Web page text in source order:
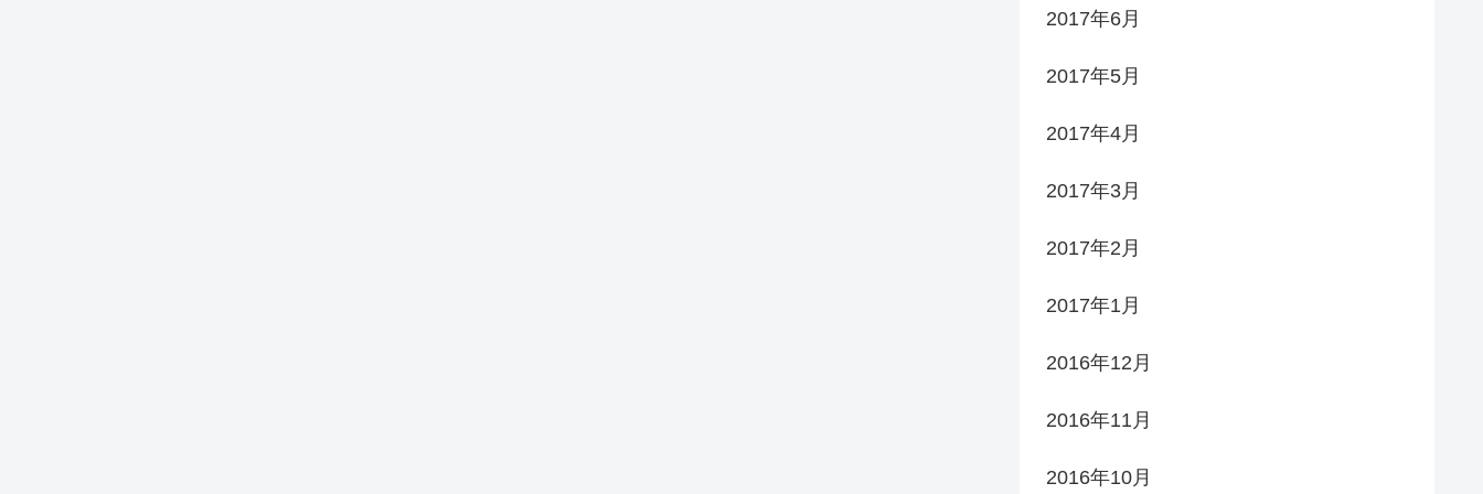
2017年6月
2017年5月
2017年4月
2017年3月
2017年2月
2017年1月
2016年12月
2016年11月
2016年10月